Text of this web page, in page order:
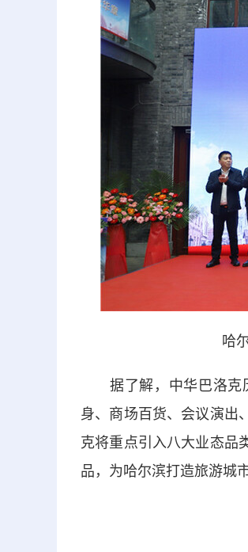
哈
据了解，中华巴洛克历
身、商场百货、会议演出
克将重点引入八大业态品
品，为哈尔滨打造旅游城